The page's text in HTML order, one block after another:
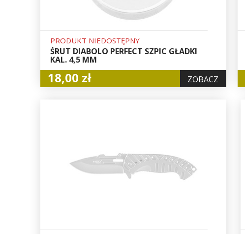
PRODUKT NIEDOSTĘPNY
ŚRUT DIABOLO PERFECT SZPIC GŁADKI
KAL. 4,5 MM
18,00 zł ZOBACZ